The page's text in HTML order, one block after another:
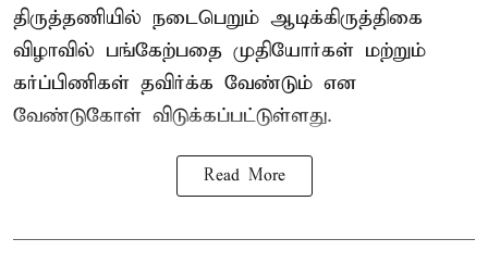
திருத்தணியில் நடைபெறும் ஆடிக்கிருத்திகை
விழாவில் பங்கேற்பதை முதியோர்கள் மற்றும்
கர்ப்பிணிகள் தவிர்க்க வேண்டும் என
வேண்டுகோள் விடுக்கப்பட்டுள்ளது.
Read More